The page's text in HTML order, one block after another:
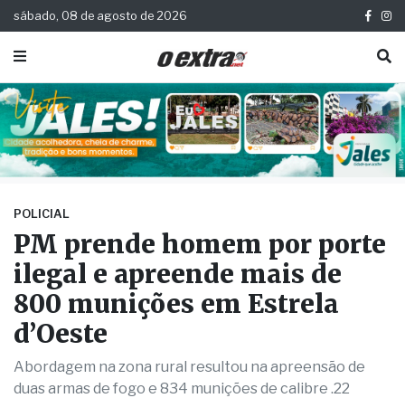
sábado, 08 de agosto de 2026
POLICIAL
PM prende homem por porte
ilegal e apreende mais de
800 munições em Estrela
d’Oeste
Abordagem na zona rural resultou na apreensão de
duas armas de fogo e 834 munições de calibre .22